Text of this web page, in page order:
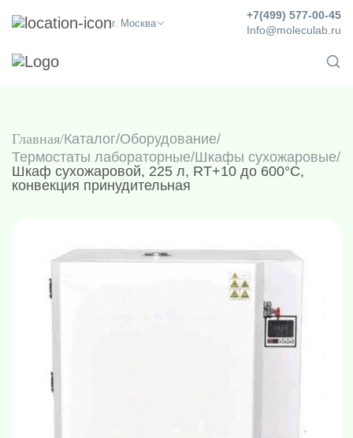
г. Москва
Info@moleculab.ru
+7(499) 577-00-45
Главная Каталог/Оборудование/
Термостаты лабораторные/Шкафы сухожаровые/
Шкаф сухожаровой, 225 л, RT+10 до 600°C,
конвекция принудительная